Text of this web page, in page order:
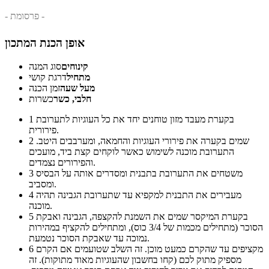
- פרסומת -
אופן הכנת המתכון
קינוחיםסוג המנה
מתחילדרגת קושי
מעל שעהזמן הכנה
חלבי, כשרכשרות
1
פירורית.
2
התערובת מוכנה לשימוש כאשר לוקחים קצת ביד, מועכים
והפירורים נצמדים.
3
ומסביב.
4
מוכנה.
5
הסוכר (מתחילים מכמות של 3/4 כוס), ומתחילים להקציף במהירות
נמוכה עד שאבקת הסוכר נטמעת.
6
מספיק מתוק לכם (קחו בחשבון שהעוגיות מאוד מתוקות). זה